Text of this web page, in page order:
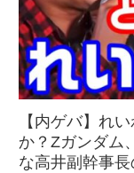
【内ゲバ】れ
か？Zガンダム
な高井副幹事